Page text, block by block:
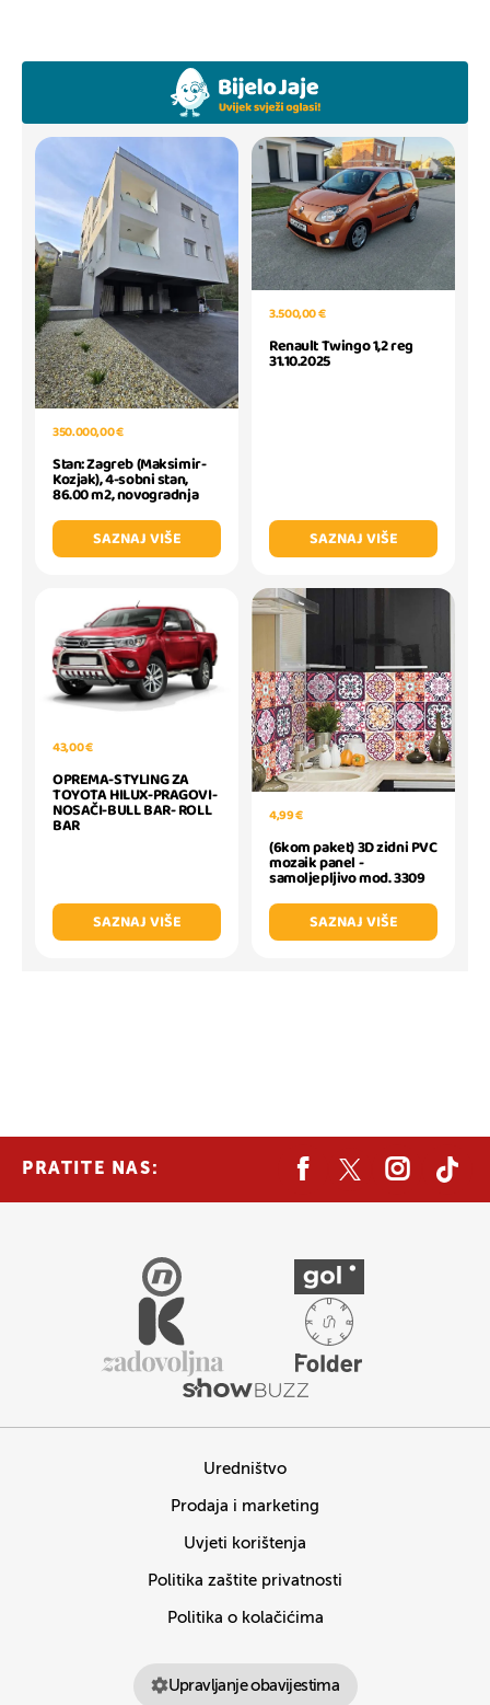
350.000,00 €
Stan: Zagreb (Maksimir-
Kozjak), 4-sobni stan,
86.00 m2, novogradnja
SAZNAJ VIŠE
3.500,00 €
Renault Twingo 1,2 reg
31.10.2025
SAZNAJ VIŠE
43,00 €
OPREMA-STYLING ZA
TOYOTA HILUX-PRAGOVI-
NOSAČI-BULL BAR- ROLL
BAR
SAZNAJ VIŠE
4,99 €
(6kom paket) 3D zidni PVC
mozaik panel -
samoljepljivo mod. 3309
SAZNAJ VIŠE
PRATITE NAS:
Uredništvo
Prodaja i marketing
Uvjeti korištenja
Politika zaštite privatnosti
Politika o kolačićima
Upravljanje obavijestima